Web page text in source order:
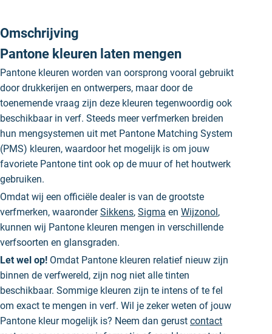
Omschrijving
Pantone kleuren laten mengen
Pantone kleuren worden van oorsprong vooral gebruikt
door drukkerijen en ontwerpers, maar door de
toenemende vraag zijn deze kleuren tegenwoordig ook
beschikbaar in verf. Steeds meer verfmerken breiden
hun mengsystemen uit met Pantone Matching System
(PMS) kleuren, waardoor het mogelijk is om jouw
favoriete Pantone tint ook op de muur of het houtwerk
gebruiken.
Omdat wij een officiële dealer is van de grootste
verfmerken, waaronderSikkens, Sigma en Wijzonol ,
kunnen wij Pantone kleuren mengen in verschillende
verfsoorten en glansgraden.
Let wel op! Omdat Pantone kleuren relatief nieuw zijn
binnen de verfwereld, zijn nog niet alle tinten
beschikbaar. Sommige kleuren zijn te intens of te fel
om exact te mengen in verf. Wil je zeker weten of jouw
Pantone kleur mogelijk is? Neem dan gerust contact